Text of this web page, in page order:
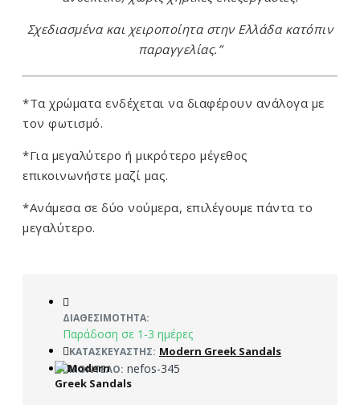
Σχεδιασμένα και χειροποίητα στην Ελλάδα κατόπιν
παραγγελίας.”
*Τα χρώματα ενδέχεται να διαφέρουν ανάλογα με
τον φωτισμό.
*Για μεγαλύτερο ή μικρότερο μέγεθος
επικοινωνήστε μαζί μας.
*Ανάμεσα σε δύο νούμερα, επιλέγουμε πάντα το
μεγαλύτερο.
ΔΙΑΘΕΣΙΜΌΤΗΤΑ:
Παράδοση σε 1-3 ημέρες
ΚΑΤΑΣΚΕΥΑΣΤΉΣ: Modern Greek Sandals
ΜΟΝΤΈΛΟ: nefos-345